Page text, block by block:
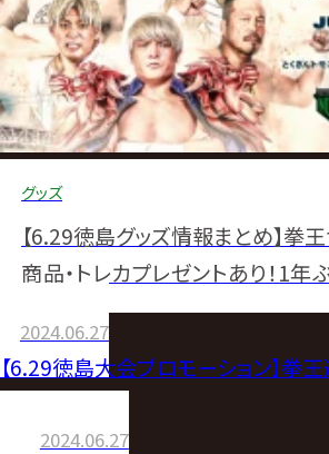
グッズ
【6.29徳島グッズ情報まとめ】拳
商品・トレカプレゼントあり！1年
会を楽しもう！
2024.06.27
【6.29徳島大会プロモーション】拳
2024.06.27